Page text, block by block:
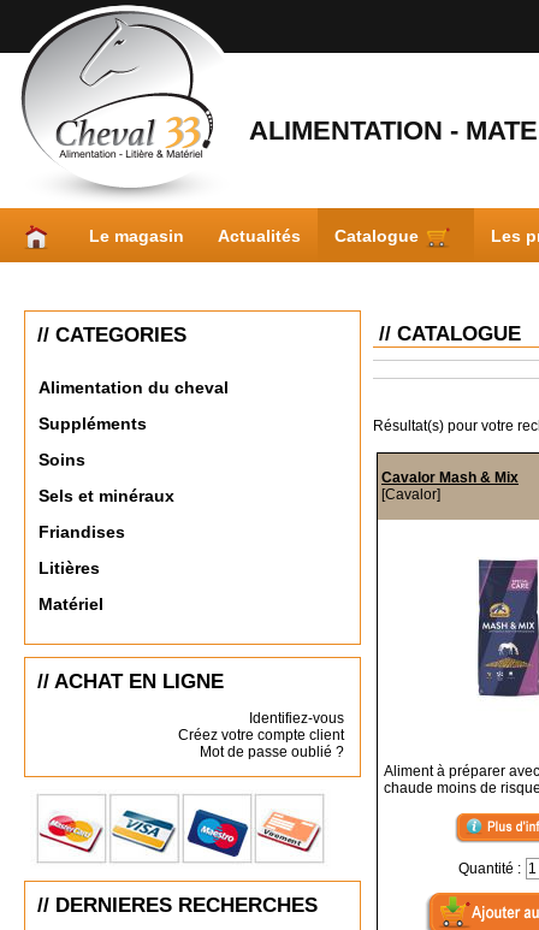
ALIMENTATION -
Le magasin Actualités Catalogue Les
// CATEGORIES
Alimentation du cheval
Suppléments
Soins
Sels et minéraux
Friandises
Litières
Matériel
// ACHAT EN LIGNE
Identifiez-vous
Créez votre compte client
Mot de passe oublié ?
// DERNIERES RECHERCHES
// CATALOGUE
Résultat(s) pour votre
Cavalor Mash & Mix
[Cavalor]
Aliment à préparer
chaude moins de
Quantité :